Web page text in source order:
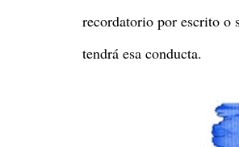
recordatorio por escrito o
tendrá esa conducta.